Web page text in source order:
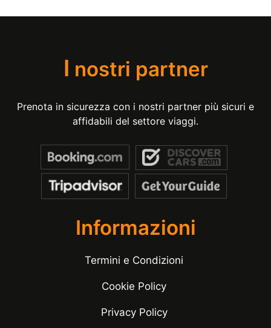
I nostri partner
Prenota in sicurezza con i nostri partner più sicuri e
affidabili del settore viaggi.
Informazioni
Termini e Condizioni
Cookie Policy
Privacy Policy